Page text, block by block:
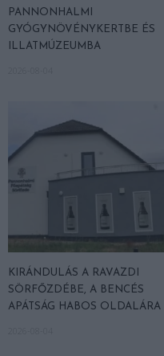
PANNONHALMI
GYÓGYNÖVÉNYKERTBE ÉS
ILLATMÚZEUMBA
KIRÁNDULÁS A RAVAZDI
SÖRFŐZDÉBE, A BENCÉS
APÁTSÁG HABOS OLDALÁRA